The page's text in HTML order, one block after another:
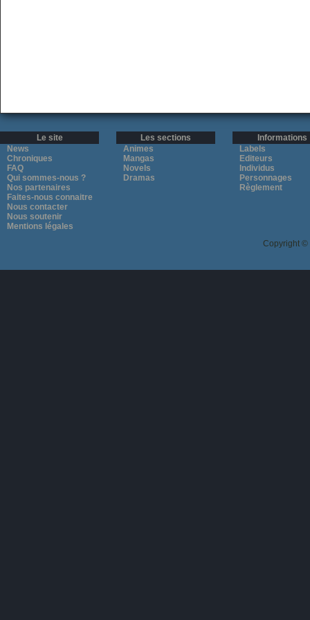
Le site
News
Chroniques
FAQ
Qui sommes-nous ?
Nos partenaires
Faites-nous connaitre
Nous contacter
Nous soutenir
Mentions légales
Les sections
Animes
Mangas
Novels
Dramas
Informations
Labels
Editeurs
Individus
Personnages
Règlement
Copyright ©